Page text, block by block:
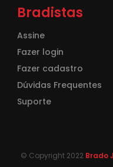
Bradistas
Assine
Fazer login
Fazer cadastro
Dúvidas Frequentes
Suporte
© Copyright 2022 Brado